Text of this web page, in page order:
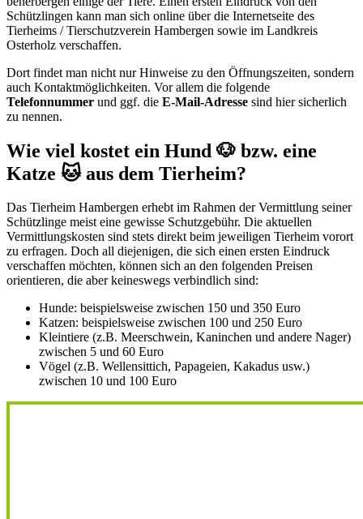
Schützlingen kann man sich online über die Internetseite des
Tierheims / Tierschutzverein Hambergen sowie im Landkreis
Osterholz verschaffen.
Dort findet man nicht nur Hinweise zu den Öffnungszeiten, sondern
auch Kontaktmöglichkeiten. Vor allem die folgende
Telefonnummer und ggf. die E-Mail-Adresse sind hier sicherlich
zu nennen.
Wie viel kostet ein Hund 🐶 bzw. eine
Katze 🐱 aus dem Tierheim?
Das Tierheim Hambergen erhebt im Rahmen der Vermittlung seiner
Schützlinge meist eine gewisse Schutzgebühr. Die aktuellen
Vermittlungskosten sind stets direkt beim jeweiligen Tierheim vorort
zu erfragen. Doch all diejenigen, die sich einen ersten Eindruck
verschaffen möchten, können sich an den folgenden Preisen
orientieren, die aber keineswegs verbindlich sind:
Hunde: beispielsweise zwischen 150 und 350 Euro
Katzen: beispielsweise zwischen 100 und 250 Euro
Kleintiere (z.B. Meerschwein, Kaninchen und andere Nager)
zwischen 5 und 60 Euro
Vögel (z.B. Wellensittich, Papageien, Kakadus usw.)
zwischen 10 und 100 Euro